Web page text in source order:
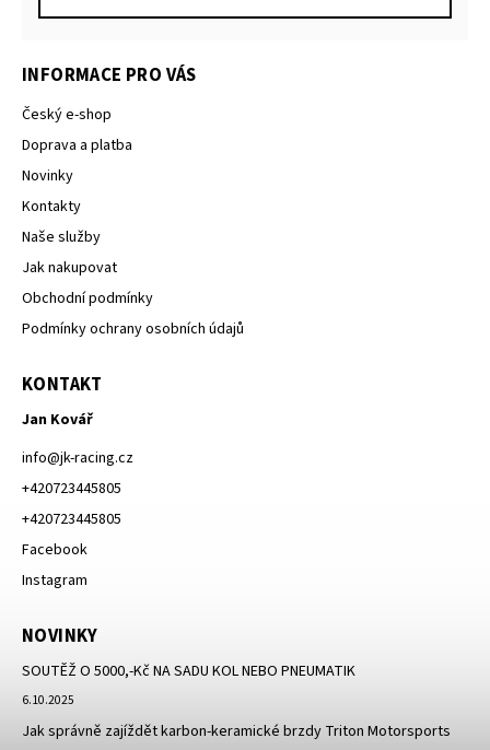
INFORMACE PRO VÁS
Český e-shop
Doprava a platba
Novinky
Kontakty
Naše služby
Jak nakupovat
Obchodní podmínky
Podmínky ochrany osobních údajů
KONTAKT
Jan Kovář
info@jk-racing.cz
+420723445805
+420723445805
Facebook
Instagram
NOVINKY
SOUTĚŽ O 5000,-Kč NA SADU KOL NEBO PNEUMATIK
6.10.2025
Jak správně zajíždět karbon-keramické brzdy Triton Motorsports